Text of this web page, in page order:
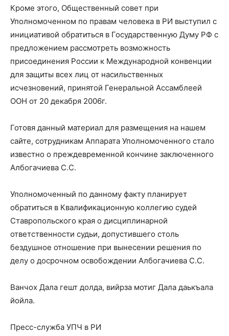
Кроме этого, Общественный совет при
Уполномоченном по правам человека в РИ выступил с
инициативой обратиться в Государственную Думу РФ с
предложением рассмотреть возможность
присоединения России к Международной конвенции
для защиты всех лиц от насильственных
исчезновений, принятой Генеральной Ассамблеей
ООН от 20 декабря 2006г.
Готовя данный материал для размещения на нашем
сайте, сотрудникам Аппарата Уполномоченного стало
известно о преждевременной кончине заключенного
Албогачиева С.С.
Уполномоченный по данному факту планирует
обратиться в Квалификационную коллегию судей
Ставропольского края о дисциплинарной
ответственности судьи, допустившего столь
бездушное отношение при вынесении решения по
делу о досрочном освобождении Албогачиева С.С.
Ванчох Дала гешт долда, вийрза мотиг Дала даькъала
йойла.
Пресс-служба УПЧ в РИ